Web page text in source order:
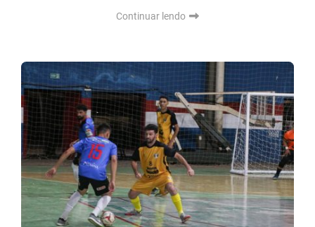
Continuar lendo